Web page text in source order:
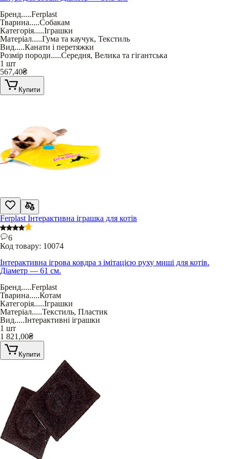
Бренд.....Ferplast
Тварина.....Собакам
Категорія.....Іграшки
Матеріал.....Гума та каучук, Текстиль
Вид.....Канати і перетяжки
Розмір породи.....Середня, Велика та гігантська
1 шт
567,40₴
Купити
Ferplast Інтерактивна іграшка для котів
6
Код товару: 10074
Інтерактивна ігрова ковдра з імітацією руху миші для котів.
Діаметр — 61 см.
Бренд.....Ferplast
Тварина.....Котам
Категорія.....Іграшки
Матеріал.....Текстиль, Пластик
Вид.....Інтерактивні іграшки
1 шт
1 821,00₴
Купити